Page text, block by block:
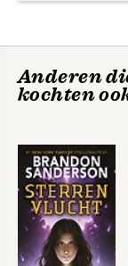
Anderen
kochten